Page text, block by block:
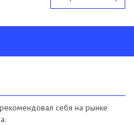
себя на рынке